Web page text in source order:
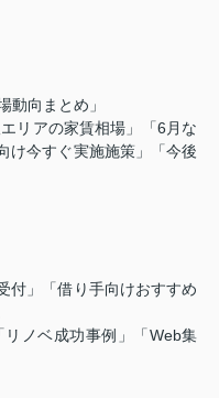
動向まとめ」
リアの家賃相場」「6月な
け今すぐ実施施策」「今後
付」「借り手向けおすすめ
ノベ成功事例」「Web集